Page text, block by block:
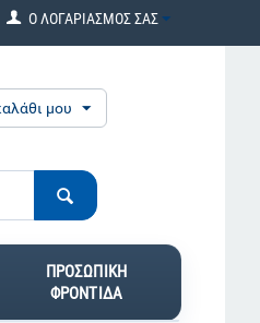
Ο ΛΟΓΑΡΙΑΣΜΟΣ ΣΑΣ
μου
ΠΡΟΣΩΠΙΚΗ
ΦΡΟΝΤΙΔΑ